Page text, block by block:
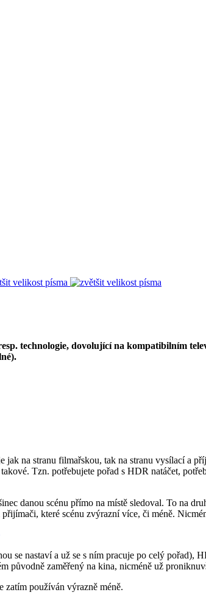
velikost písma
technologie, dovolující na kompatibilním
na stranu filmařskou, tak na stranu vysílací a
Tzn. potřebujete pořad s HDR natáčet,
danou scénu přímo na místě sledoval. To na
které scénu zvýrazní více, či méně.
se nastaví a už se s ním pracuje po celý
zaměřený na kina, nicméně už
používán výrazně méně.